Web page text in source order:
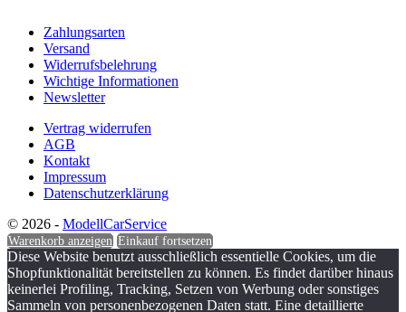
Zahlungsarten
Versand
Widerrufsbelehrung
Wichtige Informationen
Newsletter
Vertrag widerrufen
AGB
Kontakt
Impressum
Datenschutzerklärung
© 2026 - ModellCarService
Warenkorb anzeigen Einkauf fortsetzen
Diese Website benutzt ausschließlich essentielle Cookies, um die
Shopfunktionalität bereitstellen zu können. Es findet darüber hinaus
keinerlei Profiling, Tracking, Setzen von Werbung oder sonstiges
Sammeln von personenbezogenen Daten statt. Eine detaillierte